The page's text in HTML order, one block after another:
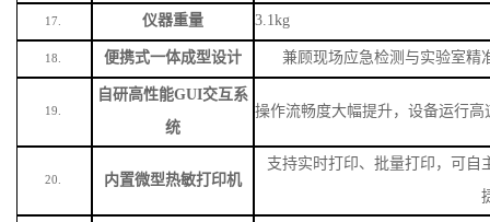
17. 仪器重量 3.1kg
18. 便携式一体成型设计 兼顾现场应急检测与实验室精
19.
自研高性能GUI交互系
统
操作流畅度大幅提升，设备运行
20. 内置微型热敏打印机
支持实时打印、批量打印，可自